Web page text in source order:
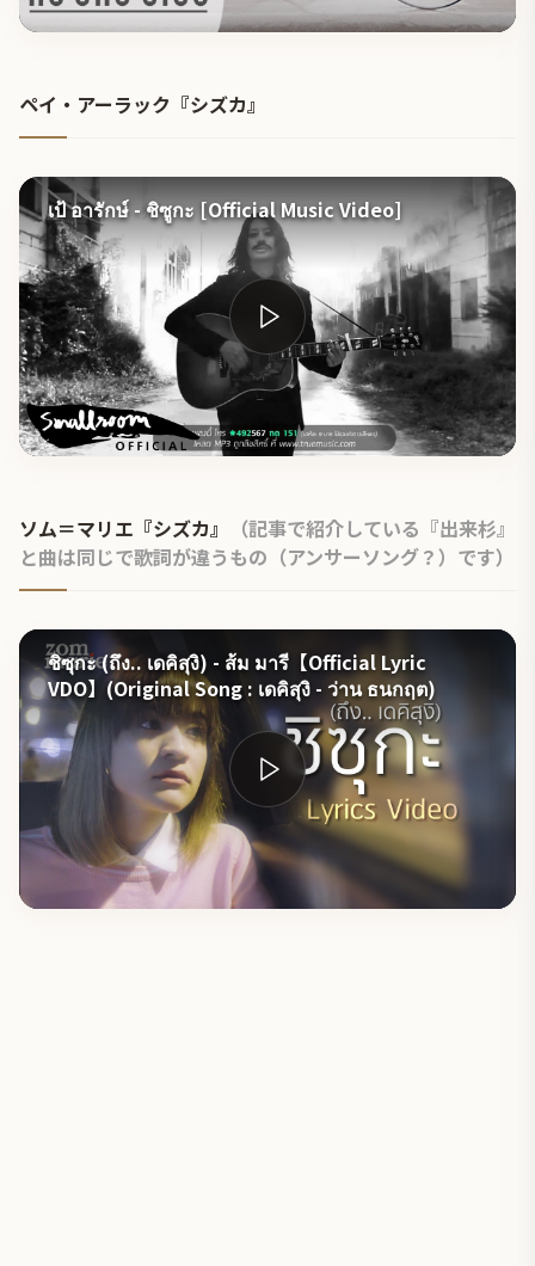
ペイ・アーラック『シズカ』
เป้ อารักษ์ - ชิซูกะ [Official Music Video]
ソム＝マリエ『シズカ』
（記事で紹介している『出来杉』
と曲は同じで歌詞が違うもの（アンサーソング？）です）
ชิซุกะ (ถึง.. เดคิสุงิ) - ส้ม มารี【Official Lyric
VDO】(Original Song : เดคิสุงิ - ว่าน ธนกฤต)